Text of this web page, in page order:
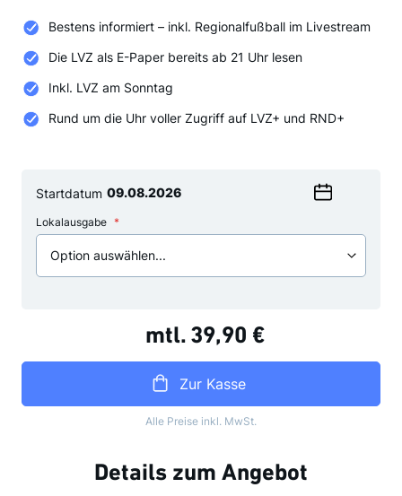
Bestens informiert – inkl. Regionalfußball im Livestream
Die LVZ als E-Paper bereits ab 21 Uhr lesen
Inkl. LVZ am Sonntag
Rund um die Uhr voller Zugriff auf LVZ+ und RND+
Startdatum
Datum
Lokalausgabe
mtl. 39,90 €
Zur Kasse
Alle Preise inkl. MwSt.
Details zum Angebot